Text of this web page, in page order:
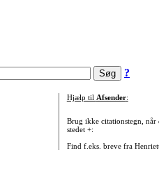
?
Hjælp til Afsender:
Brug ikke citationstegn, når
stedet +:
Find f.eks. breve fra